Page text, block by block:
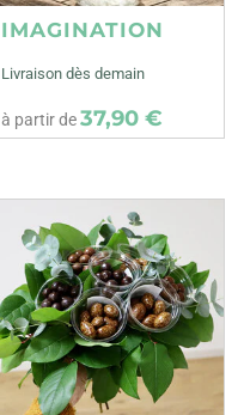
IMAGINATION
Livraison dès demain
à partir de37,90 €